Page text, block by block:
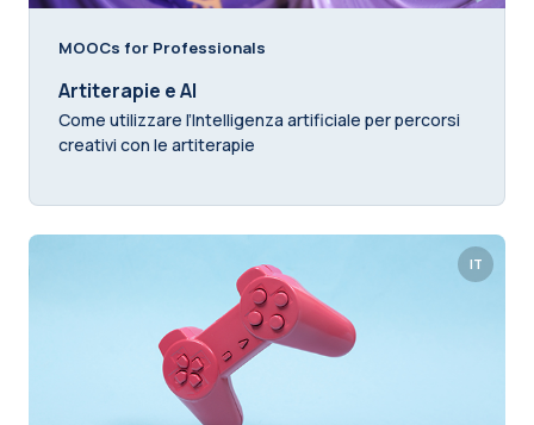
MOOCs for Professionals
Artiterapie e AI
Come utilizzare l’Intelligenza artificiale per percorsi
creativi con le artiterapie
IT